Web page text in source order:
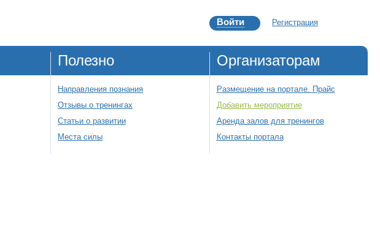
Войти Регистрация
Полезно
Направления познания
Отзывы о тренингах
Статьи о развитии
Места силы
Организаторам
Размещение на портале. Прайс
Добавить мероприятие
Аренда залов для тренингов
Контакты портала